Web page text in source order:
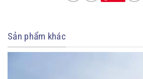
Sản phẩm khác